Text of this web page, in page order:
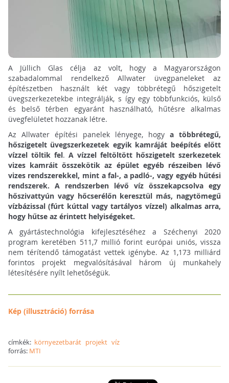
A Jüllich Glas célja az volt, hogy a Magyarországon
szabadalommal rendelkező Allwater üvegpaneleket az
építészetben használt két vagy többrétegű hőszigetelt
üvegszerkezetekbe integrálják, s így egy többfunkciós, külső
és belső térben egyaránt használható, hűtésre alkalmas
üvegfelületet hozzanak létre.
Az Allwater építési panelek lényege, hogya többrétegű,
hőszigetelt üvegszerkezetek egyik kamráját beépítés előtt
vízzel töltik fel. A vízzel feltöltött hőszigetelt szerkezetek
vizes kamráit összekötik az épület egyéb részeiben lévő
vizes rendszerekkel, mint a fal-, a padló-, vagy egyéb hűtési
rendszerek. A rendszerben lévő víz összekapcsolva egy
hőszivattyún vagy hőcserélőn keresztül más, nagytömegű
vízbázissal (fúrt kúttal vagy tartályos vízzel) alkalmas arra,
hogy hűtse az érintett helyiségeket.
A gyártástechnológia kifejlesztéséhez a Széchenyi 2020
program keretében 511,7 millió forint európai uniós, vissza
nem térítendő támogatást vettek igénybe. Az 1,173 milliárd
forintos projekt megvalósításával három új munkahely
létesítésére nyílt lehetőségük.
Kép (illusztráció) forrása
címkék: környezetbarát projekt víz
forrás: MTI